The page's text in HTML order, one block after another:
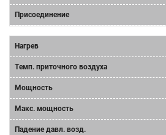
Присоединение
Нагрев
Tемп. приточного воздуха
Мощность
Mакс. мощность
Падение давл. возд.